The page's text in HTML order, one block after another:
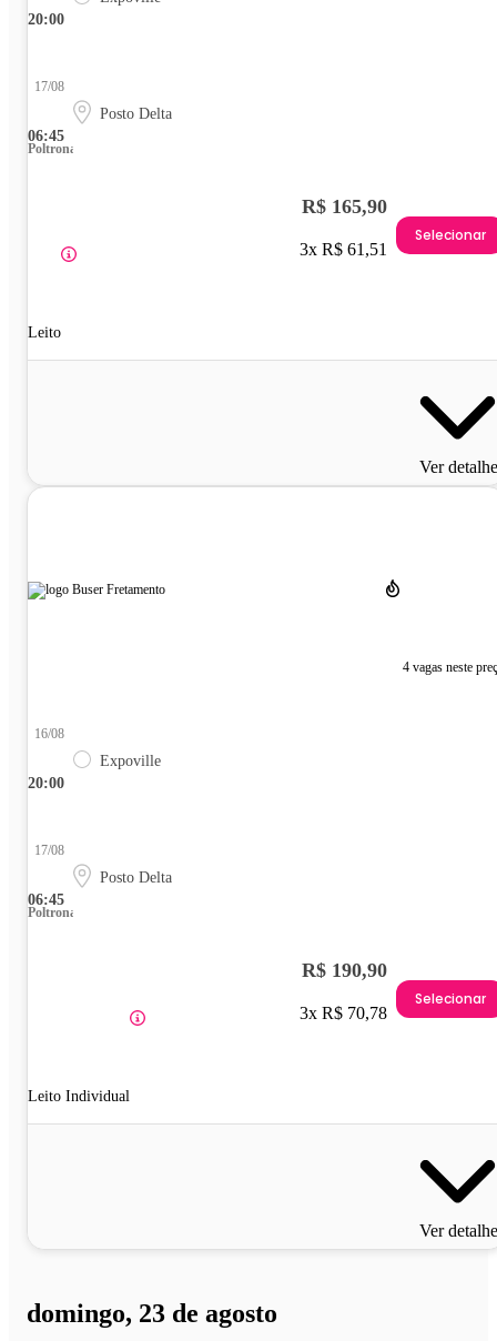
20:00
06:45
17/08
Posto Delta
Poltrona
Leito
R$ 165,90
3x R$ 61,51
Selecionar
Ver
4 vagas neste
20:00
16/08
Expoville
06:45
17/08
Posto Delta
Poltrona
Leito Individual
R$ 190,90
3x R$ 70,78
Selecionar
Ver
domingo, 23 de agosto